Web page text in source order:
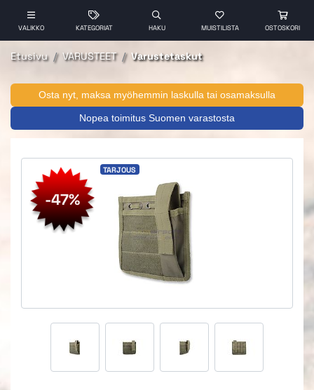
VALIKKO KATEGORIAT HAKU MUISTILISTA OSTOSKORI
Etusivu VARUSTEET Varustetaskut
Osta nyt, maksa myöhemmin laskulla tai osamaksulla
Nopea toimitus Suomen varastosta
-47%
TARJOUS